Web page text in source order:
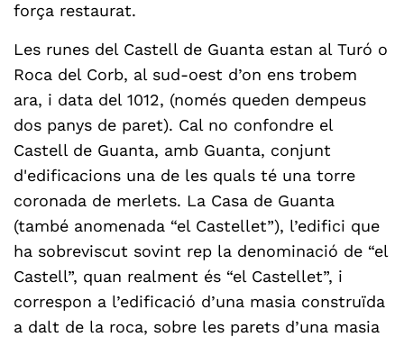
força restaurat.
Les runes del Castell de Guanta estan al Turó o
Roca del Corb, al sud-oest d’on ens trobem
ara, i data del 1012, (només queden dempeus
dos panys de paret). Cal no confondre el
Castell de Guanta, amb Guanta, conjunt
d'edificacions una de les quals té una torre
coronada de merlets. La Casa de Guanta
(també anomenada “el Castellet”), l’edifici que
ha sobreviscut sovint rep la denominació de “el
Castell”, quan realment és “el Castellet”, i
correspon a l’edificació d’una masia construïda
a dalt de la roca, sobre les parets d’una masia